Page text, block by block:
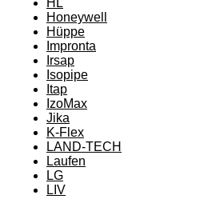
Honeywell
Hüppe
Impronta
Irsap
Isopipe
Itap
IzoMax
Jika
K-Flex
LAND-TECH
Laufen
LG
LIV